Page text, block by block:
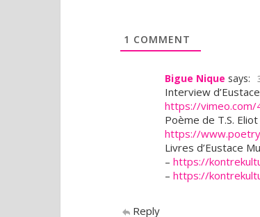
1 COMMENT
Bigue Nique says:
Interview
https://vimeo.com/
Poème de T.S. Eliot
https://
Livres d’Eustace
– https://
– https://
Reply